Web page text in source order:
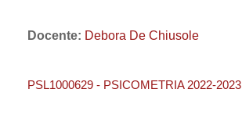
Docente: Debora De Chiusole
PSL1000629 - PSICOMETRIA 2022-2023